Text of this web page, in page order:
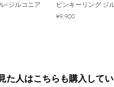
×ジルコニア
ピンキーリング ジ
¥9,900
た人はこちらも購入して